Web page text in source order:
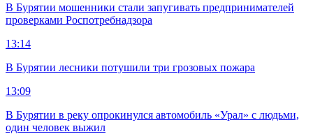
В Бурятии мошенники стали запугивать предпринимателей
проверками Роспотребнадзора
13:14
В Бурятии лесники потушили три грозовых пожара
13:09
В Бурятии в реку опрокинулся автомобиль «Урал» с людьми,
один человек выжил